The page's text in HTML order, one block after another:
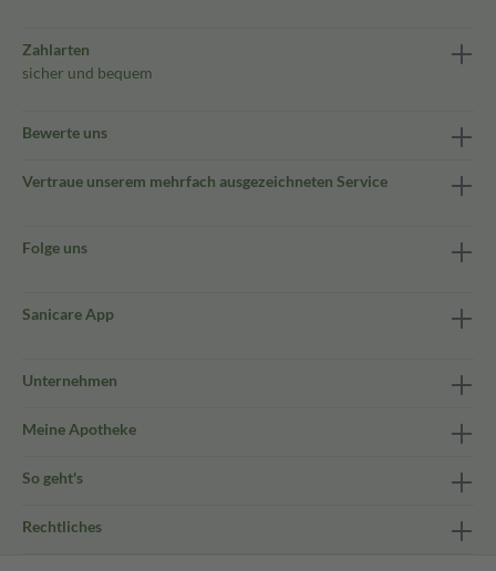
Zahlarten
sicher und bequem
Bewerte uns
Vertraue unserem mehrfach ausgezeichneten Service
Folge uns
Sanicare App
Unternehmen
Meine Apotheke
So geht's
Rechtliches